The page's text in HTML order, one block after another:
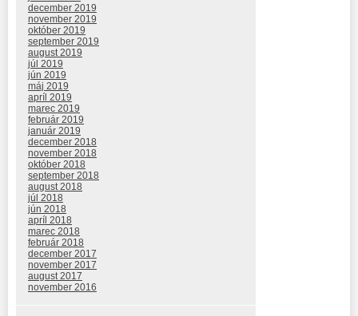
december 2019
november 2019
október 2019
september 2019
august 2019
júl 2019
jún 2019
máj 2019
apríl 2019
marec 2019
február 2019
január 2019
december 2018
november 2018
október 2018
september 2018
august 2018
júl 2018
jún 2018
apríl 2018
marec 2018
február 2018
december 2017
november 2017
august 2017
november 2016